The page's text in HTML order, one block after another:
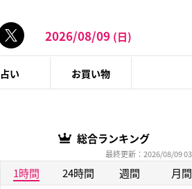
2026/08/09 (日)
占い お買い物
総合ランキング
最終更新：2026/08/09
1時間 24時間 週間 月間